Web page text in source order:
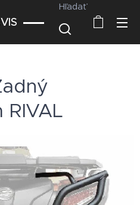
Hľadať
RIVAL